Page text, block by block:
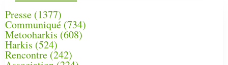
Presse (1377)
Communiqué (734)
Metooharkis (608)
Harkis (524)
Rencontre (242)